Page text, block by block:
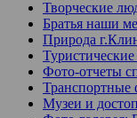
Творческие
Братья наши
Природа
Фото-отчеты
Транспортные
Музеи и